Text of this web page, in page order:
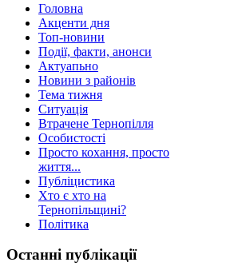
Головна
Акценти дня
Топ-новини
Події, факти, анонси
Актуапьно
Новини з районів
Тема тижня
Ситуація
Втрачене Тернопілля
Особистості
Просто кохання, просто
життя...
Публіцистика
Хто є хто на
Тернопільщині?
Політика
Останні публікації